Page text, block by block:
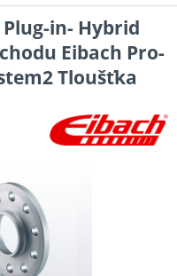
Plug-in- Hybrid
Eibach Pro-
Tloušťka